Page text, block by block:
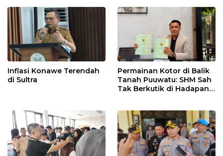
Inflasi Konawe Terendah
di Sultra
Permainan Kotor di Balik
Tanah Puuwatu: SHM Sah
Tak Berkutik di Hadapan